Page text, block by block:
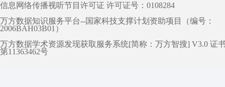
信息网络传播视听节目许可证 许可证号：0108284
万方数据知识服务平台--国家科技支撑计划资助项目（编号：
2006BAH03B01）
万方数据学术资源发现获取服务系统[简称：万方智搜] V3.0 证
第11363462号